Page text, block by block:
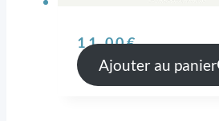
11,00€
Ajouter au panier